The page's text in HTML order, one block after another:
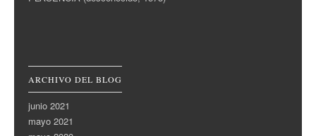
ARCHIVO DEL BLOG
junio 2021
mayo 2021